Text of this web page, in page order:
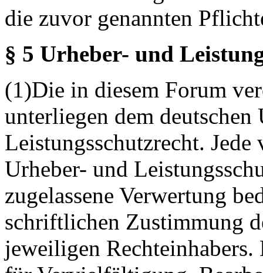
die zuvor genannten
§ 5 Urheber- und
(1)Die in diesem Forum
unterliegen dem deutschen
Leistungsschutzrecht. Jede
Urheber- und
zugelassene Verwertung
schriftlichen Zustimmung
jeweiligen